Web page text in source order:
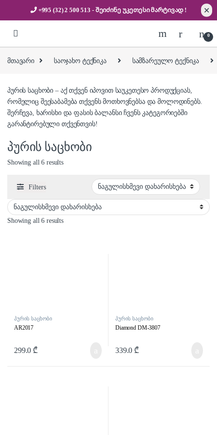
+995 (32) 2 500 513 - შეიძინე უკეთესიმარტივად ! ✕
0
მთავარი საოჯახო ტექნიკა სამზარეულო ტექნიკა
პურის საცხობი – აქ თქვენ იპოვით საუკეთესო პროდუქციას,
რომელიც შეესაბამება თქვენს მოთხოვნებსა და მოლოდინებს.
შერჩევა, ხარისხი და ფასის ბალანსი ჩვენს კატეგორიებში
გარანტირებული თქვენთვის!
პურის საცხობი
Showing all 6 results
Filters
Showing all 6 results
პურის საცხობი
AR2017
299.0 ₾
პურის საცხობი
Diamond DM-3807
339.0 ₾